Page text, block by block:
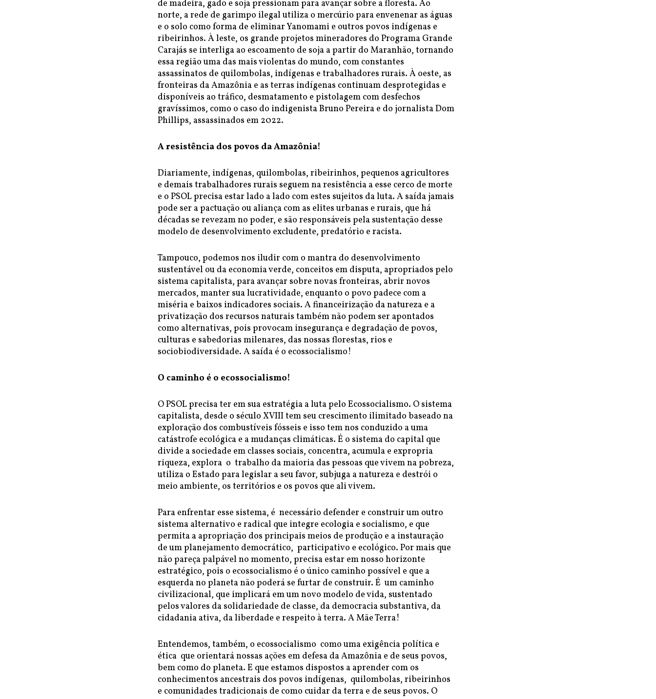
de madeira, gado e soja pressionam para avançar sobre a floresta. Ao
norte, a rede de garimpo ilegal utiliza o mercúrio para envenenar as águas
e o solo como forma de eliminar Yanomami e outros povos indígenas e
ribeirinhos. À leste, os grande projetos mineradores do Programa Grande
Carajás se interliga ao escoamento de soja a partir do Maranhão, tornando
essa região uma das mais violentas do mundo, com constantes
assassinatos de quilombolas, indígenas e trabalhadores rurais. À oeste, as
fronteiras da Amazônia e as terras indígenas continuam desprotegidas e
disponíveis ao tráfico, desmatamento e pistolagem com desfechos
gravíssimos, como o caso do indigenista Bruno Pereira e do jornalista Dom
Phillips, assassinados em 2022.
A resistência dos povos da Amazônia!
Diariamente, indígenas, quilombolas, ribeirinhos, pequenos agricultores
e demais trabalhadores rurais seguem na resistência a esse cerco de morte
e o PSOL precisa estar lado a lado com estes sujeitos da luta. A saída jamais
pode ser a pactuação ou aliança com as elites urbanas e rurais, que há
décadas se revezam no poder, e são responsáveis pela sustentação desse
modelo de desenvolvimento excludente, predatório e racista.
Tampouco, podemos nos iludir com o mantra do desenvolvimento
sustentável ou da economia verde, conceitos em disputa, apropriados pelo
sistema capitalista, para avançar sobre novas fronteiras, abrir novos
mercados, manter sua lucratividade, enquanto o povo padece com a
miséria e baixos indicadores sociais. A financeirização da natureza e a
privatização dos recursos naturais também não podem ser apontados
como alternativas, pois provocam insegurança e degradação de povos,
culturas e sabedorias milenares, das nossas florestas, rios e
sociobiodiversidade. A saída é o ecossocialismo!
O caminho é o ecossocialismo!
O PSOL precisa ter em sua estratégia a luta pelo Ecossocialismo. O sistema
capitalista, desde o século XVIII tem seu crescimento ilimitado baseado na
exploração dos combustíveis fósseis e isso tem nos conduzido a uma
catástrofe ecológica e a mudanças climáticas. É o sistema do capital que
divide a sociedade em classes sociais, concentra, acumula e expropria
riqueza, explora o trabalho da maioria das pessoas que vivem na pobreza,
utiliza o Estado para legislar a seu favor, subjuga a natureza e destrói o
meio ambiente, os territórios e os povos que ali vivem.
Para enfrentar esse sistema, é necessário defender e construir um outro
sistema alternativo e radical que integre ecologia e socialismo, e que
permita a apropriação dos principais meios de produção e a instauração
de um planejamento democrático, participativo e ecológico. Por mais que
não pareça palpável no momento, precisa estar em nosso horizonte
estratégico, pois o ecossocialismo é o único caminho possível e que a
esquerda no planeta não poderá se furtar de construir. É um caminho
civilizacional, que implicará em um novo modelo de vida, sustentado
pelos valores da solidariedade de classe, da democracia substantiva, da
cidadania ativa, da liberdade e respeito à terra. A Mãe Terra!
Entendemos, também, o ecossocialismo como uma exigência política e
ética que orientará nossas ações em defesa da Amazônia e de seus povos,
bem como do planeta. E que estamos dispostos a aprender com os
conhecimentos ancestrais dos povos indígenas, quilombolas, ribeirinhos
e comunidades tradicionais de como cuidar da terra e de seus povos. O